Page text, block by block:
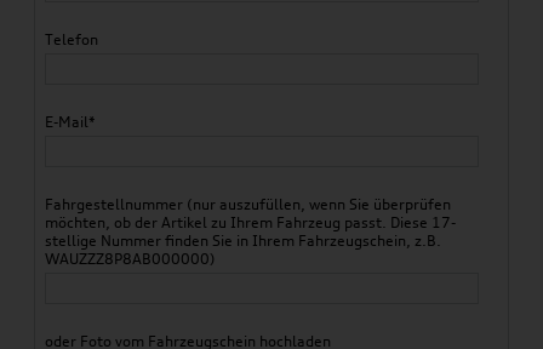
Telefon
E-Mail*
Fahrgestellnummer (nur auszufüllen, wenn Sie überprüfen
möchten, ob der Artikel zu Ihrem Fahrzeug passt. Diese 17-
stellige Nummer finden Sie in Ihrem Fahrzeugschein, z.B.
WAUZZZ8P8AB000000)
oder Foto vom Fahrzeugschein hochladen